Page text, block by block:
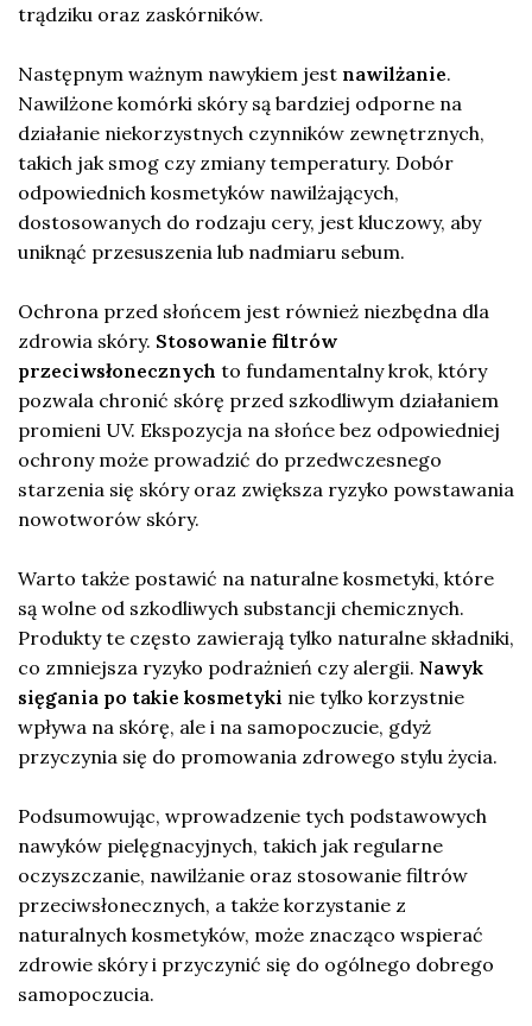
trądziku oraz zaskórników.
Następnym ważnym nawykiem jest nawilżanie.
Nawilżone komórki skóry są bardziej odporne na
działanie niekorzystnych czynników zewnętrznych,
takich jak smog czy zmiany temperatury. Dobór
odpowiednich kosmetyków nawilżających,
dostosowanych do rodzaju cery, jest kluczowy, aby
uniknąć przesuszenia lub nadmiaru sebum.
Ochrona przed słońcem jest również niezbędna dla
zdrowia skóry. Stosowanie filtrów
przeciwsłonecznych to fundamentalny krok, który
pozwala chronić skórę przed szkodliwym działaniem
promieni UV. Ekspozycja na słońce bez odpowiedniej
ochrony może prowadzić do przedwczesnego
starzenia się skóry oraz zwiększa ryzyko powstawania
nowotworów skóry.
Warto także postawić na naturalne kosmetyki, które
są wolne od szkodliwych substancji chemicznych.
Produkty te często zawierają tylko naturalne składniki,
co zmniejsza ryzyko podrażnień czy alergii. Nawyk
sięgania po takie kosmetyki nie tylko korzystnie
wpływa na skórę, ale i na samopoczucie, gdyż
przyczynia się do promowania zdrowego stylu życia.
Podsumowując, wprowadzenie tych podstawowych
nawyków pielęgnacyjnych, takich jak regularne
oczyszczanie, nawilżanie oraz stosowanie filtrów
przeciwsłonecznych, a także korzystanie z
naturalnych kosmetyków, może znacząco wspierać
zdrowie skóry i przyczynić się do ogólnego dobrego
samopoczucia.